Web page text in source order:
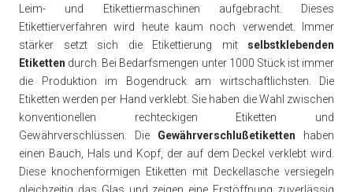
Leim- und Etikettiermaschinen aufgebracht. Dieses
Etikettierverfahren wird heute kaum noch verwendet. Immer
stärker setzt sich die Etikettierung mit selbstklebenden
Etiketten durch. Bei Bedarfsmengen unter 1000 Stück ist immer
die Produktion im Bogendruck am wirtschaftlichsten. Die
Etiketten werden per Hand verklebt. Sie haben die Wahl zwischen
konventionellen rechteckigen Etiketten und
Gewährverschlüssen. Die Gewährverschlußetiketten haben
einen Bauch, Hals und Kopf, der auf dem Deckel verklebt wird.
Diese knochenförmigen Etiketten mit Deckellasche versiegeln